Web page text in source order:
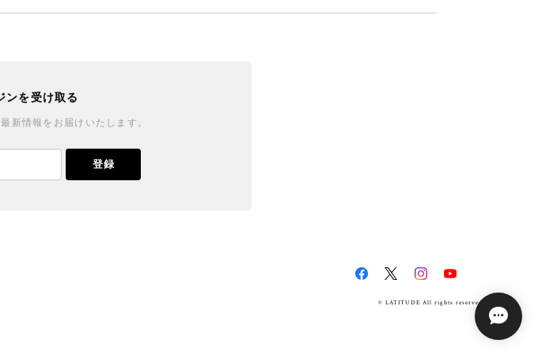
ンを受け取る
新情報をお届けいたします。
登録
© LATITUDE All rights reserved.